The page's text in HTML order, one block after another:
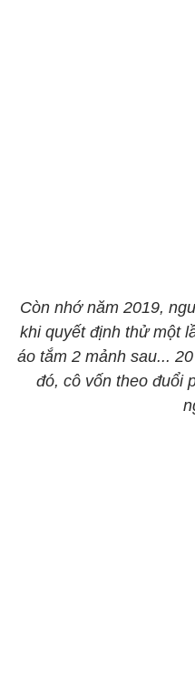
Còn nhớ năm 2019,
khi quyết định thử một
áo tắm 2 mảnh sau...
đó, cô vốn theo đuổi